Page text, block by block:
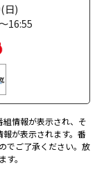
日)
16:55
情報が表示され、そ
が表示されます。番
でご了承ください。放
。